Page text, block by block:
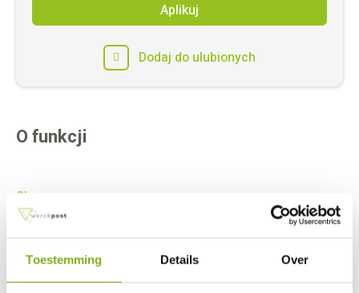
Toestemming Details Over
Aplikuj
Dodaj do ulubionych
O funkcji
Show more
Co oferujemy
Wat bieden wij?